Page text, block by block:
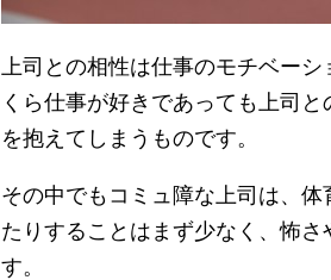
上司との相性は仕事のモチベー
くら仕事が好きであっても上司
を抱えてしまうものです。
その中でもコミュ障な上司は、
たりすることはまず少なく、怖
す。